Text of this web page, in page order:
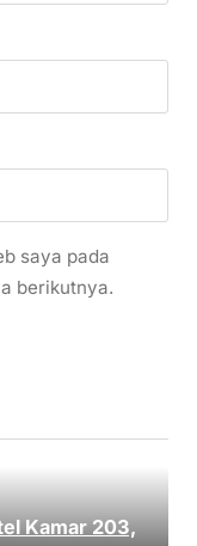
saya pada
berikutnya.
Kamar 203,